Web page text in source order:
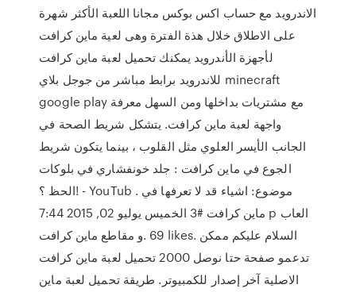
الاندرويد مع حساب اكس بوكس مجانا اللعبة الأكثر شهرة
على الاطلاق خلال هذة الفترة وهى لعية ماين كرافت
لأجهزة الأندرويد يمكنك تحميل لعبة ماين كرافت
للاندرويد برابط مباشر من جوجل بلاي minecraft
google play مع مشتريات بداخلها ومن السهل معرفة
واجهة لعبة ماين كرافت. يتشكل شريط الصحة في
الجانب الأيسر العلوي مثل القلوب ، بينما يتكون شريط
الجوع في ماين كرافت : جلد خونفشاري في بلوكات
الحظ ؟! - YouTub . موضوع: اشياء قد لا تعرفها في
ماين كرافت #3 الخميس يوليو 02, 2015 7:44 p ‎العاب
و مقاطع ماين كرافت‎. 69 likes. ‎السلام عليكم ممكن
تدعمو صفحة حتا نوصل 2000 تحميل لعبة ماين كرافت
الاصلية آخر إصدار للكمبيوتر. طريقة تحميل لعبة ماين